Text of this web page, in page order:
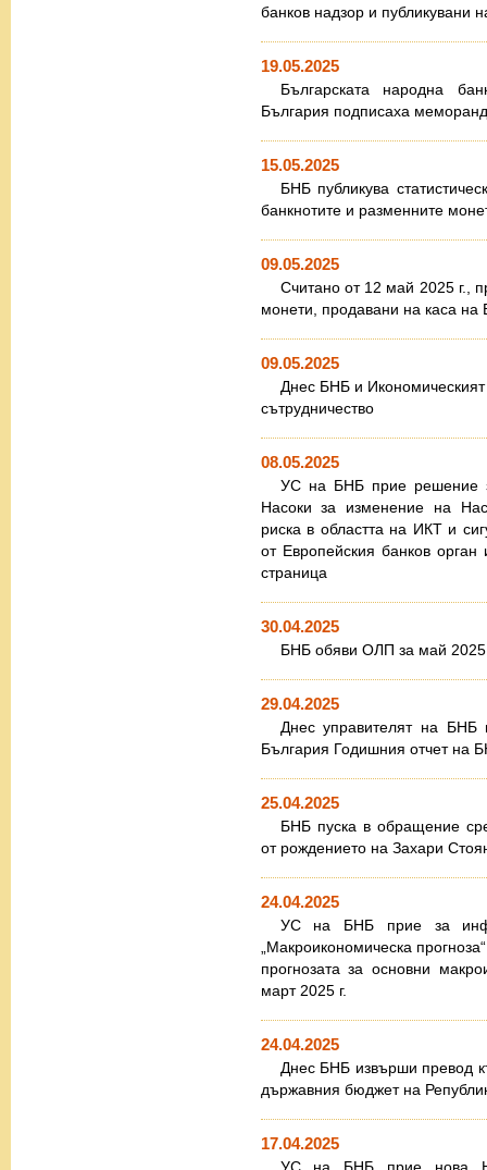
банков надзор и публикувани
19.05.2025
Българската народна
България подписаха
15.05.2025
БНБ публикува
банкнотите и разменните
09.05.2025
Считано от 12 май 2025 г.,
монети, продавани на каса на
09.05.2025
Днес БНБ и
сътрудничество
08.05.2025
УС на БНБ прие решение
Насоки за изменение на
риска в областта на ИКТ и
от Европейския банков
страница
30.04.2025
БНБ обяви ОЛП за май 2025
29.04.2025
Днес управителят на БНБ
България Годишния отчет на
25.04.2025
БНБ пуска в обращение
от рождението на Захари
24.04.2025
УС на БНБ прие за
„Макроикономическа
прогнозата за основни
март 2025 г.
24.04.2025
Днес БНБ извърши превод
държавния бюджет на
17.04.2025
УС на БНБ прие нова